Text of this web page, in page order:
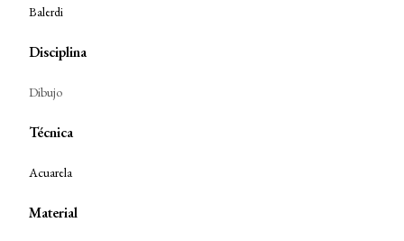
Balerdi
Disciplina
Dibujo
Técnica
Acuarela
Material